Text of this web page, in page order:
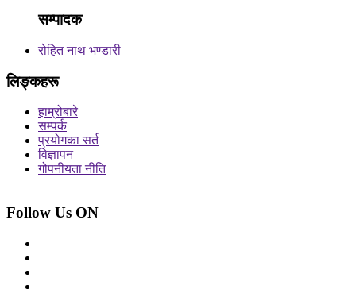
सम्पादक
रोहित नाथ भण्डारी
लिङ्कहरू
हाम्रोबारे
सम्पर्क
प्रयोगका सर्त
विज्ञापन
गोपनीयता नीति
Follow Us ON